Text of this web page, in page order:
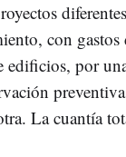
con gastos
edificios, por
La cuantía